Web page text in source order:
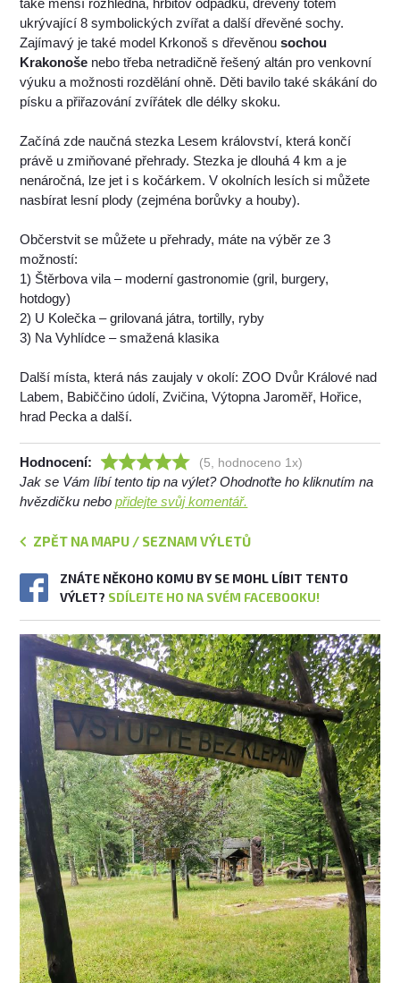
také menší rozhledna, hřbitov odpadků, dřevěný totem
ukrývající 8 symbolických zvířat a další dřevěné sochy.
Zajímavý je také model Krkonoš s dřevěnousochou
Krakonoše nebo třeba netradičně řešený altán pro venkovní
výuku a možnosti rozdělání ohně. Děti bavilo také skákání do
písku a přiřazování zvířátek dle délky skoku.
Začíná zde naučná stezka Lesem království, která končí
právě u zmiňované přehrady. Stezka je dlouhá 4 km a je
nenáročná, lze jet i s kočárkem. V okolních lesích si můžete
nasbírat lesní plody (zejména borůvky a houby).
Občerstvit se můžete u přehrady, máte na výběr ze 3
možností:
1) Štěrbova vila – moderní gastronomie (gril, burgery,
hotdogy)
2) U Kolečka – grilovaná játra, tortilly, ryby
3) Na Vyhlídce – smažená klasika
Další místa, která nás zaujaly v okolí: ZOO Dvůr Králové nad
Labem, Babiččino údolí, Zvičina, Výtopna Jaroměř, Hořice,
hrad Pecka a další.
Hodnocení: (5, hodnoceno 1x)
Jak se Vám líbí tento tip na výlet? Ohodnoťte ho kliknutím na
hvězdičku nebopřidejte svůj komentář.
ZPĚT NA MAPU / SEZNAM VÝLETŮ
ZNÁTE NĚKOHO KOMU BY SE MOHL LÍBIT TENTO
VÝLET? SDÍLEJTE HO NA SVÉM FACEBOOKU!